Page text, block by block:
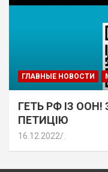
ГЛАВНЫЕ НОВОСТИ
ГЕТЬ РФ ІЗ
ПЕТИЦІЮ
16.12.2022